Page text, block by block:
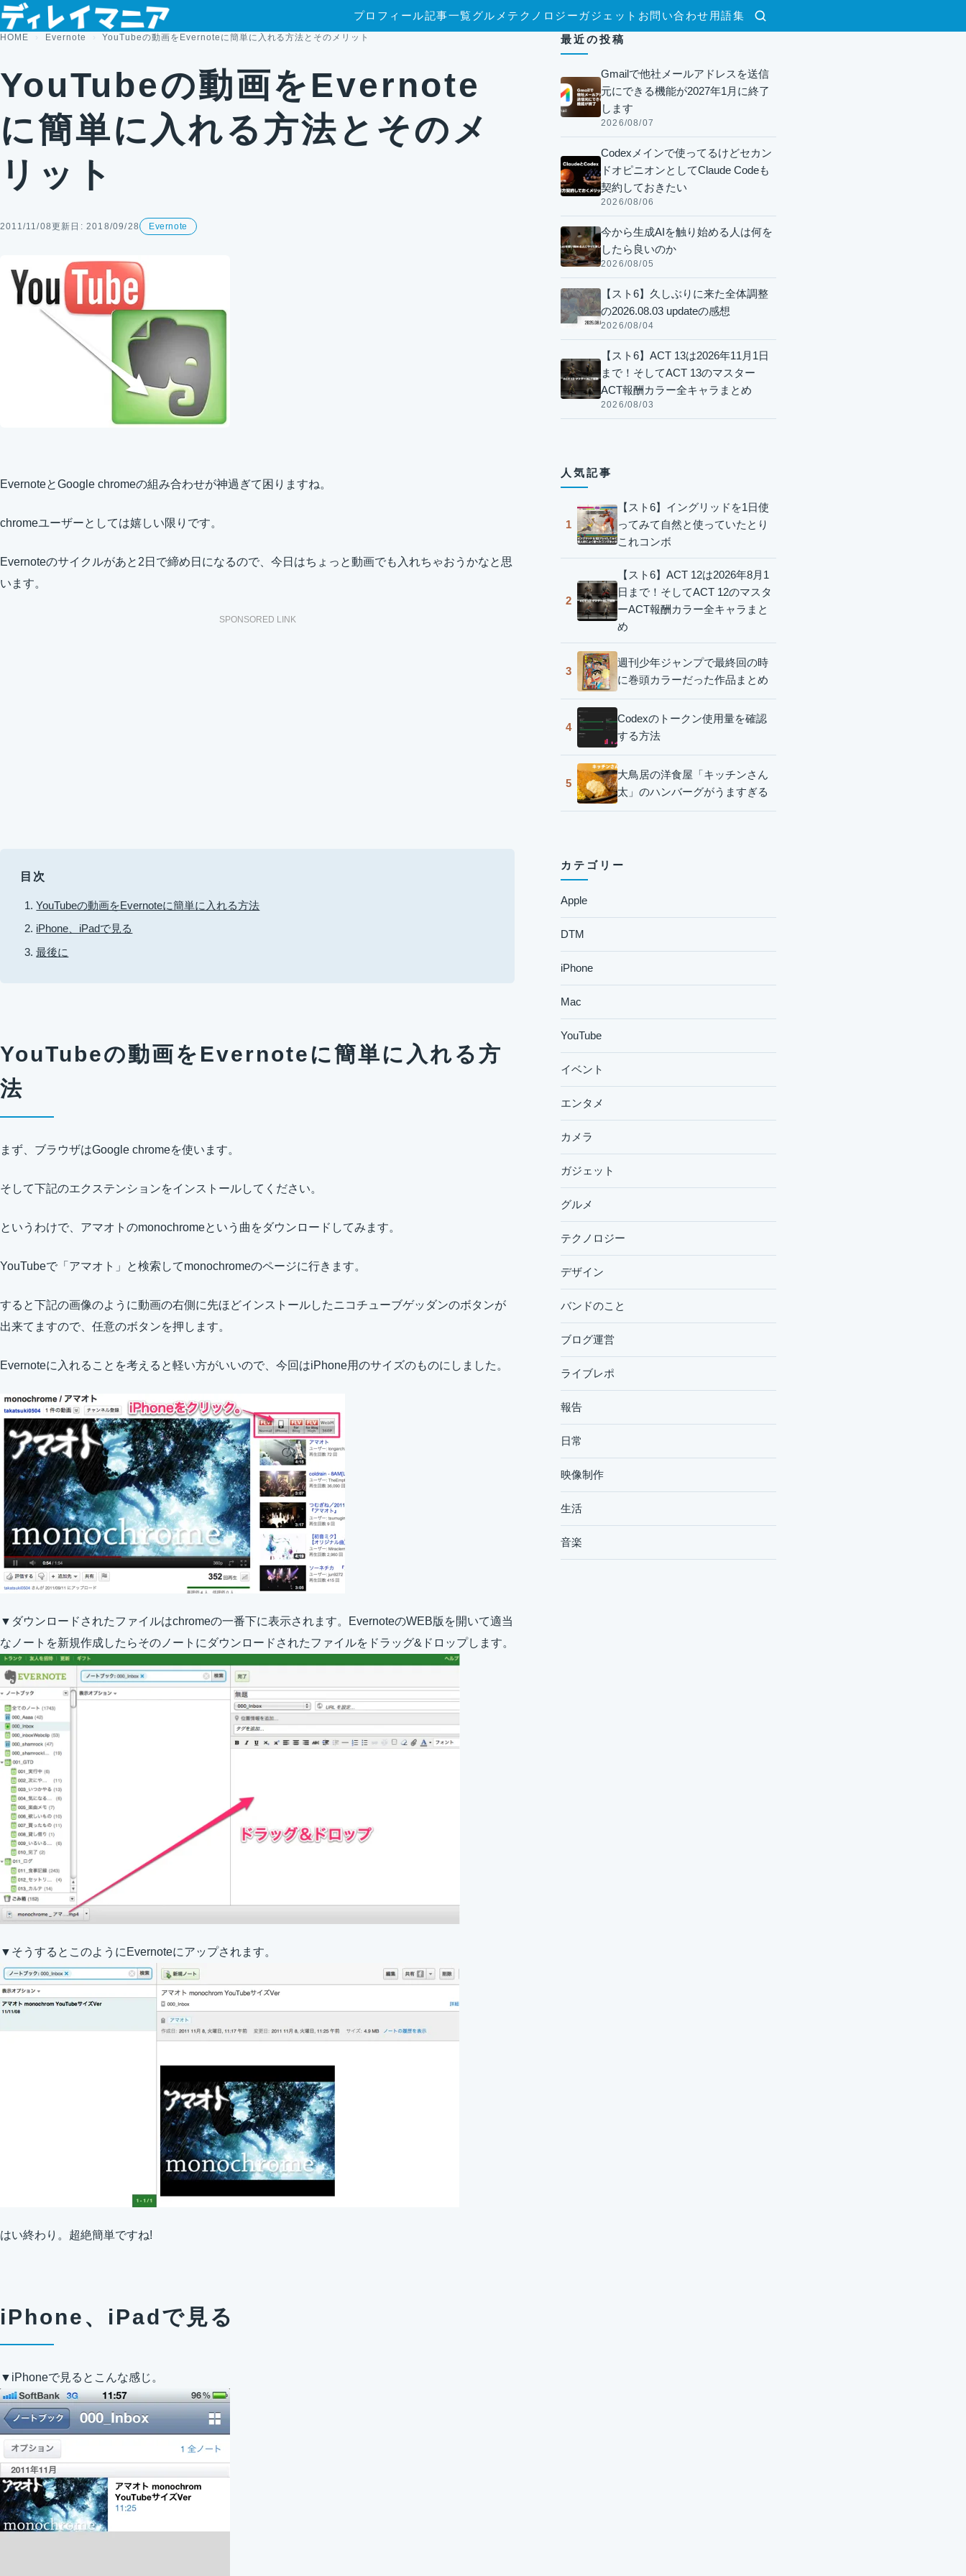
コンテンツへスキップ
検索
プロフィール記事一覧グルメ テクノロジー ガジェット お問い合わせ 用語集
HOME Evernote YouTubeの動画をEvernoteに簡単に入れる方法とそのメリット
YouTubeの動画をEvernote
に簡単に入れる方法とそのメ
リット
2011/11/08更新日: 2018/09/28 Evernote
EvernoteとGoogle chromeの組み合わせが神過ぎて困りますね。
chromeユーザーとしては嬉しい限りです。
Evernoteのサイクルがあと2日で締め日になるので、今日はちょっと動画でも入れちゃおうかなと思
います。
SPONSORED LINK
目次
YouTubeの動画をEvernoteに簡単に入れる方法
iPhone、iPadで見る
最後に
YouTubeの動画をEvernoteに簡単に入れる方
法
まず、ブラウザはGoogle chromeを使います。
そして下記のエクステンションをインストールしてください。
というわけで、アマオトのmonochromeという曲をダウンロードしてみます。
YouTubeで「アマオト」と検索してmonochromeのページに行きます。
すると下記の画像のように動画の右側に先ほどインストールしたニコチューブゲッダンのボタンが
出来てますので、任意のボタンを押します。
Evernoteに入れることを考えると軽い方がいいので、今回はiPhone用のサイズのものにしました。
▼ダウンロードされたファイルはchromeの一番下に表示されます。EvernoteのWEB版を開いて適当
なノートを新規作成したらそのノートにダウンロードされたファイルをドラッグ&ドロップします。
▼そうするとこのようにEvernoteにアップされます。
はい終わり。超絶簡単ですね!
iPhone、iPadで見る
▼iPhoneで見るとこんな感じ。
最近の投稿
Gmailで他社メールアドレスを送信
元にできる機能が2027年1月に終了
します
2026/08/07
Codexメインで使ってるけどセカン
ドオピニオンとしてClaude Codeも
契約しておきたい
2026/08/06
今から生成AIを触り始める人は何を
したら良いのか
2026/08/05
【スト6】久しぶりに来た全体調整
の2026.08.03 updateの感想
2026/08/04
【スト6】ACT 13は2026年11月1日
まで！そしてACT 13のマスター
ACT報酬カラー全キャラまとめ
2026/08/03
人気記事
1
【スト6】イングリッドを1日使
ってみて自然と使っていたとり
これコンボ
2
【スト6】ACT 12は2026年8月1
日まで！そしてACT 12のマスタ
ーACT報酬カラー全キャラまと
め
3
週刊少年ジャンプで最終回の時
に巻頭カラーだった作品まとめ
4
Codexのトークン使用量を確認
する方法
5
大鳥居の洋食屋「キッチンさん
太」のハンバーグがうますぎる
カテゴリー
Apple
DTM
iPhone
Mac
YouTube
イベント
エンタメ
カメラ
ガジェット
グルメ
テクノロジー
デザイン
バンドのこと
ブログ運営
ライブレポ
報告
日常
映像制作
生活
音楽